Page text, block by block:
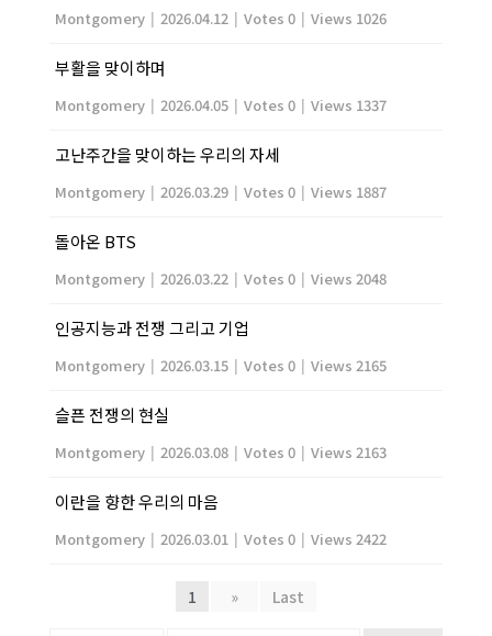
Montgomery | 2026.04.12 | Votes 0 | Views 1026
부활을 맞이하며
Montgomery | 2026.04.05 | Votes 0 | Views 1337
고난주간을 맞이하는 우리의 자세
Montgomery | 2026.03.29 | Votes 0 | Views 1887
돌아온 BTS
Montgomery | 2026.03.22 | Votes 0 | Views 2048
인공지능과 전쟁 그리고 기업
Montgomery | 2026.03.15 | Votes 0 | Views 2165
슬픈 전쟁의 현실
Montgomery | 2026.03.08 | Votes 0 | Views 2163
이란을 향한 우리의 마음
Montgomery | 2026.03.01 | Votes 0 | Views 2422
1 » Last